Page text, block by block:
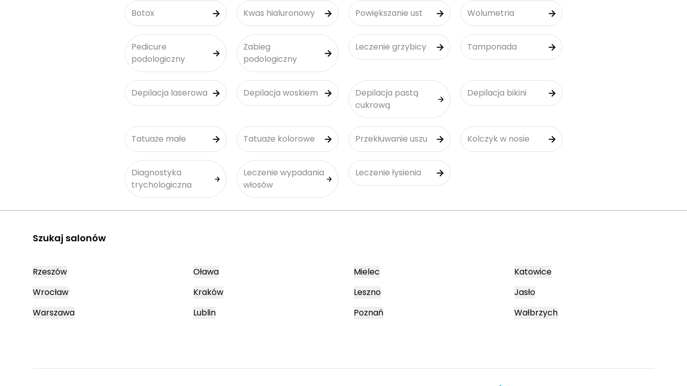
Botox Kwas hialuronowy Powiększanie ust Wolumetria
Pedicure
podologiczny
Zabieg
podologiczny
Leczenie grzybicy Tamponada
Depilacja laserowa Depilacja woskiem
Depilacja pastą
cukrową
Depilacja bikini
Tatuaże małe Tatuaże kolorowe Przekłuwanie uszu Kolczyk w nosie
Diagnostyka
trychologiczna
Leczenie wypadania
włosów
Leczenie łysienia
Szukaj salonów
Rzeszów
Wrocław
Warszawa
Oława
Kraków
Lublin
Mielec
Leszno
Poznań
Katowice
Jasło
Wałbrzych